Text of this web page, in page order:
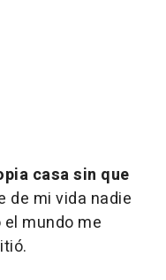
casa sin que
de mi vida nadie
mundo me